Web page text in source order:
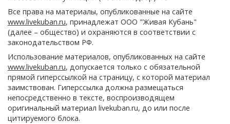
Все права на материалы, опубликованные на сайте
www.livekuban.ru, принадлежат ООО "Живая Кубань"
(далее – общество) и охраняются в соответствии с
законодательством РФ.
Использование материалов, опубликованных на сайте
www.livekuban.ru, допускается только с обязательной
прямой гиперссылкой на страницу, с которой материал
заимствован. Гиперссылка должна размещаться
непосредственно в тексте, воспроизводящем
оригинальный материал livekuban.ru, до или после
цитируемого блока.